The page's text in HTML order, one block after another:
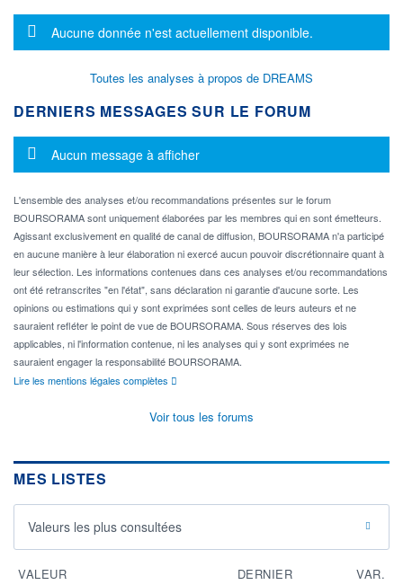
Message d'information
Aucune donnée n'est actuellement disponible.
Toutes les analyses à propos de DREAMS
DERNIERS MESSAGES SUR LE FORUM
Message d'information
Aucun message à afficher
L'ensemble des analyses et/ou recommandations présentes sur le forum
BOURSORAMA sont uniquement élaborées par les membres qui en sont émetteurs.
Agissant exclusivement en qualité de canal de diffusion, BOURSORAMA n'a participé
en aucune manière à leur élaboration ni exercé aucun pouvoir discrétionnaire quant à
leur sélection. Les informations contenues dans ces analyses et/ou recommandations
ont été retranscrites "en l'état", sans déclaration ni garantie d'aucune sorte. Les
opinions ou estimations qui y sont exprimées sont celles de leurs auteurs et ne
sauraient refléter le point de vue de BOURSORAMA. Sous réserves des lois
applicables, ni l'information contenue, ni les analyses qui y sont exprimées ne
sauraient engager la responsabilité BOURSORAMA.
Lire les mentions légales complètes
Voir tous les forums
MES LISTES
Valeurs les plus consultées
VALEUR DERNIER VAR.